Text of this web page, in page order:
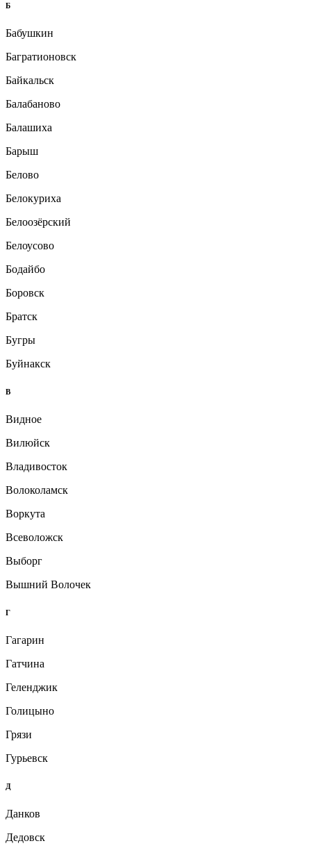
Б
Бабушкин
Багратионовск
Байкальск
Балабаново
Балашиха
Барыш
Белово
Белокуриха
Белоозёрский
Белоусово
Бодайбо
Боровск
Братск
Бугры
Буйнакск
В
Видное
Вилюйск
Владивосток
Волоколамск
Воркута
Всеволожск
Выборг
Вышний Волочек
Г
Гагарин
Гатчина
Геленджик
Голицыно
Грязи
Гурьевск
Д
Данков
Дедовск